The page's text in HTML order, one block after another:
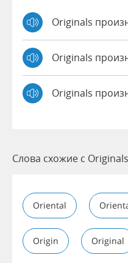
Originals
Originals
Originals
Слова схожие с Originals
Oriental
Origin Original